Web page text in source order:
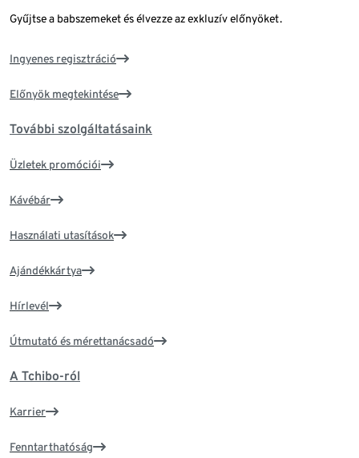
Gyűjtse a babszemeket és élvezze az exkluzív előnyöket.
Ingyenes regisztráció
Előnyök megtekintése
További szolgáltatásaink
Üzletek promóciói
Kávébár
Használati utasítások
Ajándékkártya
Hírlevél
Útmutató és mérettanácsadó
A Tchibo-ról
Karrier
Fenntarthatóság